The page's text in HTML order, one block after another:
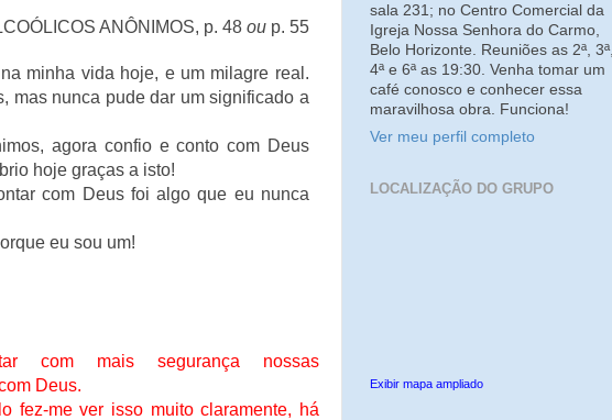
ANÔNIMOS, p. 48 ou p. 55
minha vida hoje, e um milagre real.
mas nunca pude dar um significado a
agora confio e conto com Deus
hoje graças a isto!
com Deus foi algo que eu nunca
eu sou um!
com mais segurança nossas
Deus.
fez-me ver isso muito claramente, há
sala 231; no Centro Comercial da
Igreja Nossa Senhora do Carmo,
Belo Horizonte. Reuniões as 2ª, 3ª,
4ª e 6ª as 19:30. Venha tomar um
café conosco e conhecer essa
maravilhosa obra. Funciona!
Ver meu perfil completo
LOCALIZAÇÃO DO GRUPO
Exibir mapa ampliado